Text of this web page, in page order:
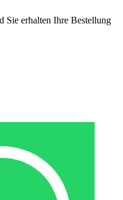
Sie erhalten Ihre Bestellung